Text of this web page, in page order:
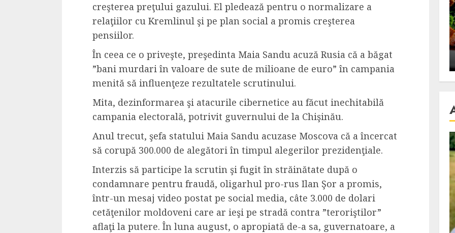
creşterea preţului gazului. El pledează pentru o normalizare a
relaţiilor cu Kremlinul şi pe plan social a promis creşterea
pensiilor.
În ceea ce o priveşte, preşedinta Maia Sandu acuză Rusia că a băgat
”bani murdari în valoare de sute de milioane de euro” în campania
menită să influenţeze rezultatele scrutinului.
Mita, dezinformarea şi atacurile cibernetice au făcut inechitabilă
campania electorală, potrivit guvernului de la Chişinău.
Anul trecut, şefa statului Maia Sandu acuzase Moscova că a încercat
să corupă 300.000 de alegători în timpul alegerilor prezidenţiale.
Interzis să participe la scrutin şi fugit în străinătate după o
condamnare pentru fraudă, oligarhul pro-rus Ilan Şor a promis,
într-un mesaj video postat pe social media, câte 3.000 de dolari
cetăţenilor moldoveni care ar ieşi pe stradă contra ”teroriştilor”
aflaţi la putere. În luna august, o apropiată de-a sa, guvernatoare, a
Bucatar de ocazie
Cele mai delicioase retete
ALEXANDRU S. MAY 24, 2023
3 retete delicioase in care
carnea de rata e vedeta
ALEXANDRU S. NOVEMBER 29, 2023